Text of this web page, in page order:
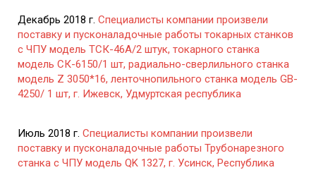
Декабрь 2018 г. Специалисты компании произвели
поставку и пусконаладочные работы токарных станков
с ЧПУ модель ТСК-46А/2 штук, токарного станка
модель СК-6150/1 шт, радиально-сверлильного станка
модель Z 3050*16, ленточнопильного станка модель GB-
4250/ 1 шт, г. Ижевск, Удмуртская республика
Июль 2018 г. Специалисты компании произвели
поставку и пусконаладочные работы Трубонарезного
станка с ЧПУ модель QK 1327, г. Усинск, Республика